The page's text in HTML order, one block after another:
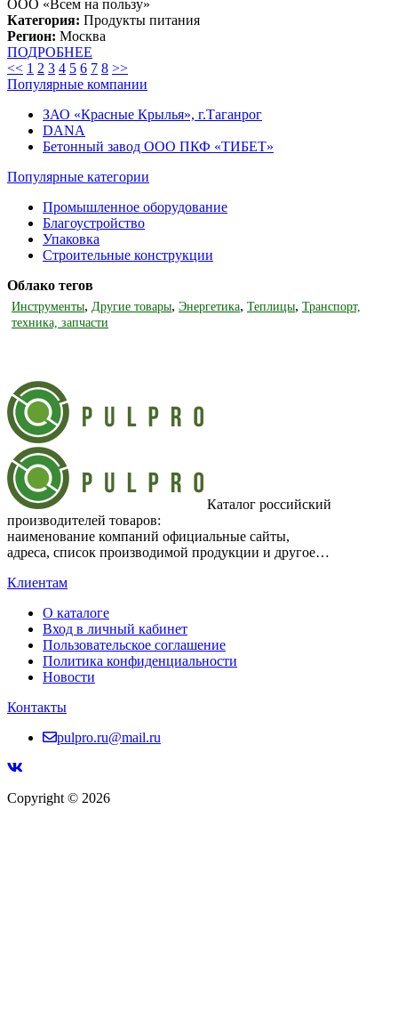
OOO «Всем на пользу»
Категория: Продукты питания
Регион: Москва
ПОДРОБНЕЕ
<< 1 2 3 4 5 6 7 8 >>
Популярные компании
ЗАО «Красные Крылья», г.Таганрог
DANA
Бетонный завод ООО ПКФ «ТИБЕТ»
Популярные категории
Промышленное оборудование
Благоустройство
Упаковка
Строительные конструкции
Облако тегов
Инструменты, Другие товары, Энергетика, Теплицы, Транспорт,
техника, запчасти
Каталог российский
производителей товаров:
наименование компаний официальные сайты,
адреса, список производимой продукции и другое…
Клиентам
О каталоге
Вход в личный кабинет
Пользовательское соглашение
Политика конфиденциальности
Новости
Контакты
pulpro.ru@mail.ru
Copyright © 2026